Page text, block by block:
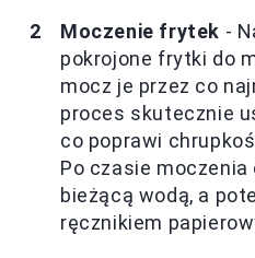
Moczenie frytek -
pokrojone frytki do
mocz je przez co
proces skutecznie
co poprawi
Po czasie moczenia
bieżącą wodą, a
ręcznikiem